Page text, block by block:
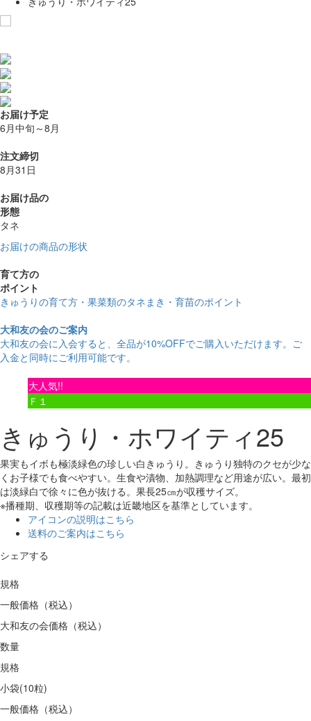
お届け予定
6月中旬～8月
注文締切
8月31日
お届け品の
形態
タネ
お届けの商品の形状
育て方の
ポイント
きゅうりの育て方・果菜類のタネまき・育苗のポイント
大和友の会のご案内
大和友の会に入会すると、 全品が10%OFFでご購入いただけます。ご
入金と同時にご利用可能です。
大人気!!
Ｆ１
きゅうり・ホワイティ25
果実もイボも極淡緑色の珍しい白きゅうり。きゅうり独特のクセが少な
くお子様でも食べやすい。生食や漬物、加熱調理など用途が広い。最初
は淡緑白で徐々に色が抜ける。果長25㎝が収穫サイズ。
※播種期、収穫期等の記載は近畿地区を基準としています。
アイコンの説明はこちら
送料のご案内はこちら
シェアする
規格
一般価格（税込）
大和友の会価格（税込）
数量
規格
小袋(10粒)
一般価格（税込）